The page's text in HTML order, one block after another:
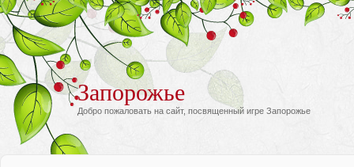
Запорожье
Добро пожаловать на сайт, посвященный игре Запорожье